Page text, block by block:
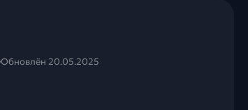
Обновлён 20.05.2025